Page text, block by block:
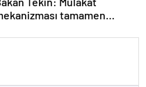
tamamen